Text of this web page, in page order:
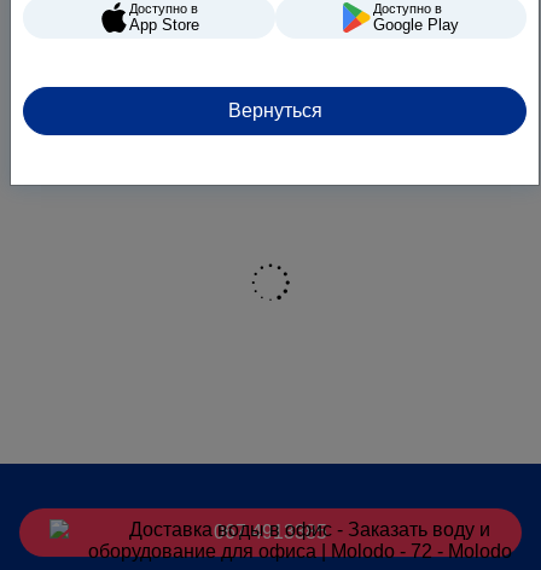
067 4913385
Доступно в
App Store
Доступно в
Google Play
Вернуться